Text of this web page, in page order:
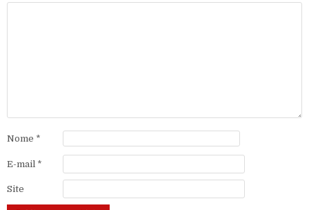
Nome *
E-mail *
Site